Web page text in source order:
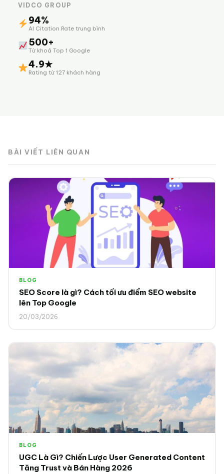
VIDCO GROUP
94%
AI Citation Rate trung bình
500+
Từ khoá Top 1 Google
4.9★
Rating từ 127 khách hàng
BÀI VIẾT LIÊN QUAN
BLOG
SEO Score là gì? Cách tối ưu điểm SEO website
lên Top Google
20/03/2026
BLOG
UGC Là Gì? Chiến Lược User Generated Content
Tăng Trust và Bán Hàng 2026